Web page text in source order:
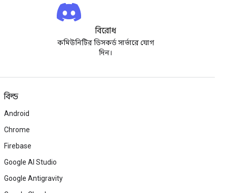
বিরোধ
কমিউনিটির ডিসকর্ড সার্ভারে যোগ
দিন।
বিল্ড
Android
Chrome
Firebase
Google AI Studio
Google Antigravity